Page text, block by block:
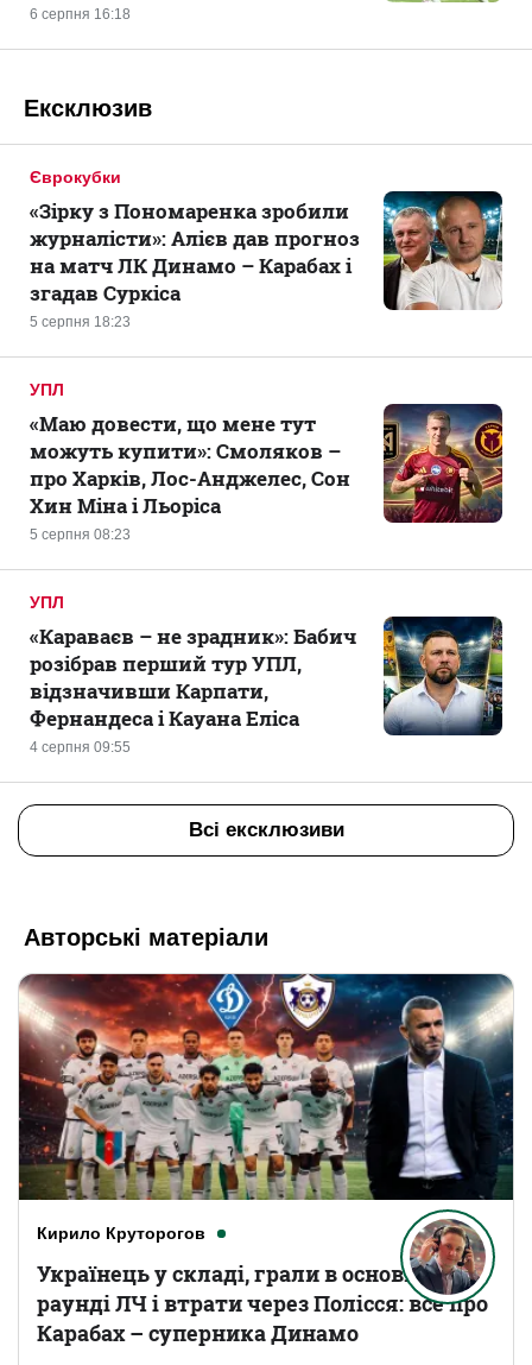
6 серпня 16:18
Ексклюзив
Єврокубки
5 серпня 18:23
«Зірку з Пономаренка зробили
журналісти»: Алієв дав прогноз
на матч ЛК Динамо – Карабах і
згадав Суркіса
УПЛ
5 серпня 08:23
«Маю довести, що мене тут
можуть купити»: Смоляков –
про Харків, Лос-Анджелес, Сон
Хин Міна і Льоріса
УПЛ
4 серпня 09:55
«Караваєв – не зрадник»: Бабич
розібрав перший тур УПЛ,
відзначивши Карпати,
Фернандеса і Кауана Еліса
Всі ексклюзиви
Авторські матеріали
Кирило Круторогов
Українець у складі, грали в основному
раунді ЛЧ і втрати через Полісся: все про
Карабах – суперника Динамо